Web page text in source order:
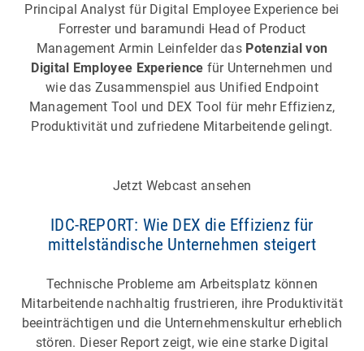
Principal Analyst für Digital Employee Experience bei
Forrester und baramundi Head of Product
Management Armin Leinfelder das Potenzial von
Digital Employee Experience für Unternehmen und
wie das Zusammenspiel aus Unified Endpoint
Management Tool und DEX Tool für mehr Effizienz,
Produktivität und zufriedene Mitarbeitende gelingt.
Jetzt Webcast ansehen
IDC-REPORT: Wie DEX die Effizienz für
mittelständische Unternehmen steigert
Technische Probleme am Arbeitsplatz können
Mitarbeitende nachhaltig frustrieren, ihre Produktivität
beeinträchtigen und die Unternehmenskultur erheblich
stören. Dieser Report zeigt, wie eine starke Digital